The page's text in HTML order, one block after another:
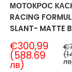
МОТОКРОС
RACING
SLANT- MATTE
Продажна
цена
€300,99
(588.69
лв)